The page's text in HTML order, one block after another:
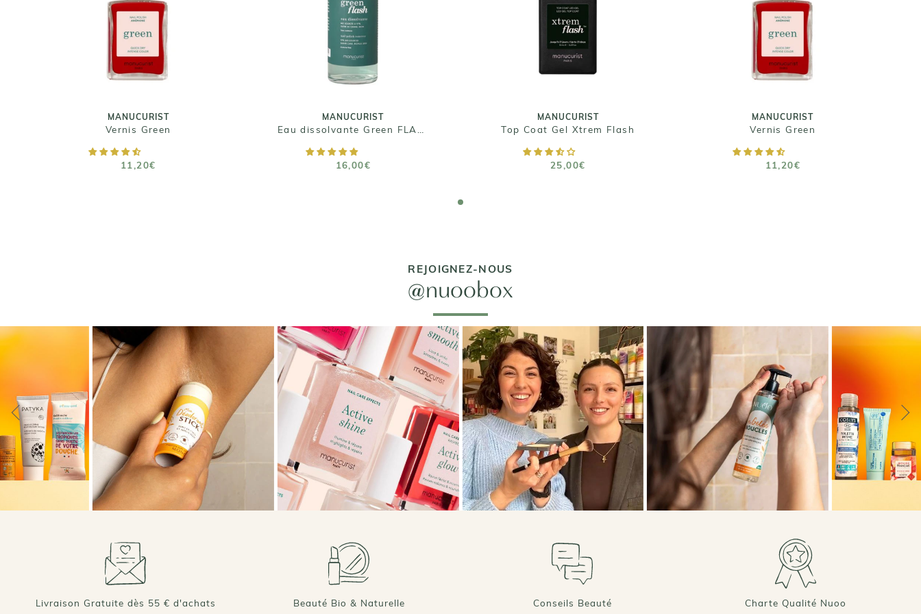
⭐️ 4,7/5 (PLUS DE 70 000 AVIS VÉRIFIÉS)
MANUCURIST
Vernis Green
11,20€
Taille : 15ML
AJOUTER AU PANIER
MANUCURIST
16,00€
FLASH - Gamme semi-
permanent
16,00€
Taille : 100ml
AJOUTER AU PANIER
MANUCURIST
Top Coat Gel Xtrem Flash
25,00€
Top Coat Gel Xtrem Flash
25,00€
Taille : 15ml
AJOUTER AU PANIER
MANUCURIST
Vernis Green
11,20€
AJOUTER AU PANIER
REJOIGNEZ-NOUS
@nuoobox
Livraison Gratuite dès 55 € d'achats Beauté Bio & Naturelle Conseils Beauté Charte Qualité Nuoo